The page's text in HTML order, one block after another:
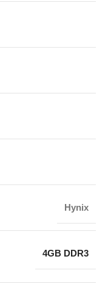
Hynix
4GB DDR3